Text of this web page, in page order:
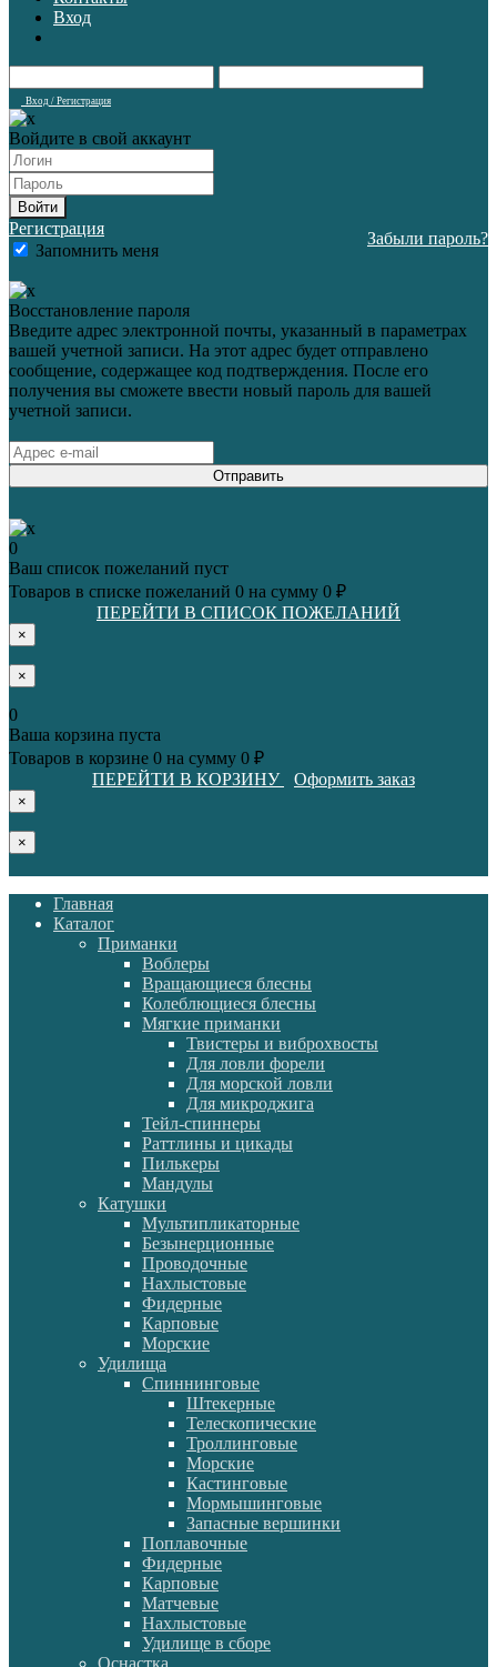
Вход
Вход / Регистрация
Войдите в свой аккаунт
Войти
Регистрация
Запомнить меня
Забыли пароль?
Восстановление пароля
Введите адрес электронной почты, указанный в параметрах
вашей учетной записи. На этот адрес будет отправлено
сообщение, содержащее код подтверждения. После его
получения вы сможете ввести новый пароль для вашей
учетной записи.
Отправить
0
Ваш список пожеланий пуст
Товаров в списке пожеланий 0 на сумму 0 ₽
ПЕРЕЙТИ В СПИСОК ПОЖЕЛАНИЙ
×
×
0
Ваша корзина пуста
Товаров в корзине 0 на сумму 0 ₽
ПЕРЕЙТИ В КОРЗИНУ
Оформить заказ
×
×
Главная
Каталог
Приманки
Воблеры
Вращающиеся блесны
Колеблющиеся блесны
Мягкие приманки
Твистеры и виброхвосты
Для ловли форели
Для морской ловли
Для микроджига
Тейл-спиннеры
Раттлины и цикады
Пилькеры
Мандулы
Катушки
Мультипликаторные
Безынерционные
Проводочные
Нахлыстовые
Фидерные
Карповые
Морские
Удилища
Спиннинговые
Штекерные
Телескопические
Троллинговые
Морские
Кастинговые
Мормышинговые
Запасные вершинки
Поплавочные
Фидерные
Карповые
Матчевые
Нахлыстовые
Удилище в сборе
Оснастка